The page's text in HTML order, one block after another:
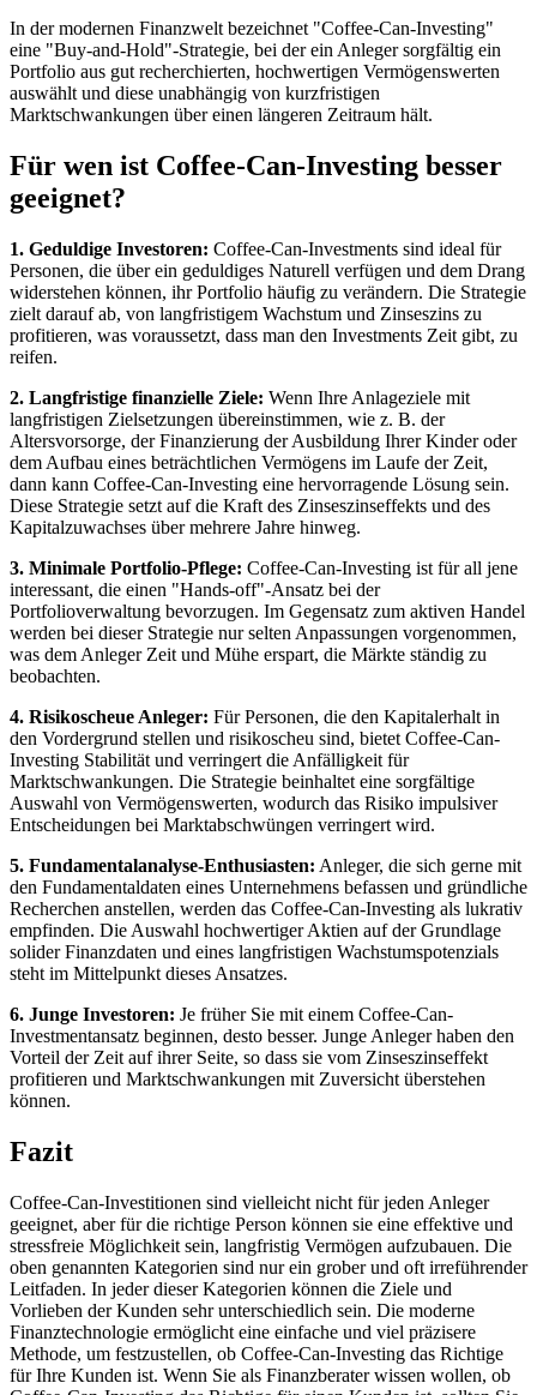
In der modernen Finanzwelt bezeichnet "Coffee-Can-Investing"
eine "Buy-and-Hold"-Strategie, bei der ein Anleger sorgfältig ein
Portfolio aus gut recherchierten, hochwertigen Vermögenswerten
auswählt und diese unabhängig von kurzfristigen
Marktschwankungen über einen längeren Zeitraum hält.
Für wen ist Coffee-Can-Investing besser
geeignet?
1. Geduldige Investoren: Coffee-Can-Investments sind ideal für
Personen, die über ein geduldiges Naturell verfügen und dem Drang
widerstehen können, ihr Portfolio häufig zu verändern. Die Strategie
zielt darauf ab, von langfristigem Wachstum und Zinseszins zu
profitieren, was voraussetzt, dass man den Investments Zeit gibt, zu
reifen.
2. Langfristige finanzielle Ziele: Wenn Ihre Anlageziele mit
langfristigen Zielsetzungen übereinstimmen, wie z. B. der
Altersvorsorge, der Finanzierung der Ausbildung Ihrer Kinder oder
dem Aufbau eines beträchtlichen Vermögens im Laufe der Zeit,
dann kann Coffee-Can-Investing eine hervorragende Lösung sein.
Diese Strategie setzt auf die Kraft des Zinseszinseffekts und des
Kapitalzuwachses über mehrere Jahre hinweg.
3. Minimale Portfolio-Pflege: Coffee-Can-Investing ist für all jene
interessant, die einen "Hands-off"-Ansatz bei der
Portfolioverwaltung bevorzugen. Im Gegensatz zum aktiven Handel
werden bei dieser Strategie nur selten Anpassungen vorgenommen,
was dem Anleger Zeit und Mühe erspart, die Märkte ständig zu
beobachten.
4. Risikoscheue Anleger: Für Personen, die den Kapitalerhalt in
den Vordergrund stellen und risikoscheu sind, bietet Coffee-Can-
Investing Stabilität und verringert die Anfälligkeit für
Marktschwankungen. Die Strategie beinhaltet eine sorgfältige
Auswahl von Vermögenswerten, wodurch das Risiko impulsiver
Entscheidungen bei Marktabschwüngen verringert wird.
5. Fundamentalanalyse-Enthusiasten: Anleger, die sich gerne mit
den Fundamentaldaten eines Unternehmens befassen und gründliche
Recherchen anstellen, werden das Coffee-Can-Investing als lukrativ
empfinden. Die Auswahl hochwertiger Aktien auf der Grundlage
solider Finanzdaten und eines langfristigen Wachstumspotenzials
steht im Mittelpunkt dieses Ansatzes.
6. Junge Investoren: Je früher Sie mit einem Coffee-Can-
Investmentansatz beginnen, desto besser. Junge Anleger haben den
Vorteil der Zeit auf ihrer Seite, so dass sie vom Zinseszinseffekt
profitieren und Marktschwankungen mit Zuversicht überstehen
können.
Fazit
Coffee-Can-Investitionen sind vielleicht nicht für jeden Anleger
geeignet, aber für die richtige Person können sie eine effektive und
stressfreie Möglichkeit sein, langfristig Vermögen aufzubauen. Die
oben genannten Kategorien sind nur ein grober und oft irreführender
Leitfaden. In jeder dieser Kategorien können die Ziele und
Vorlieben der Kunden sehr unterschiedlich sein. Die moderne
Finanztechnologie ermöglicht eine einfache und viel präzisere
Methode, um festzustellen, ob Coffee-Can-Investing das Richtige
für Ihre Kunden ist. Wenn Sie als Finanzberater wissen wollen, ob